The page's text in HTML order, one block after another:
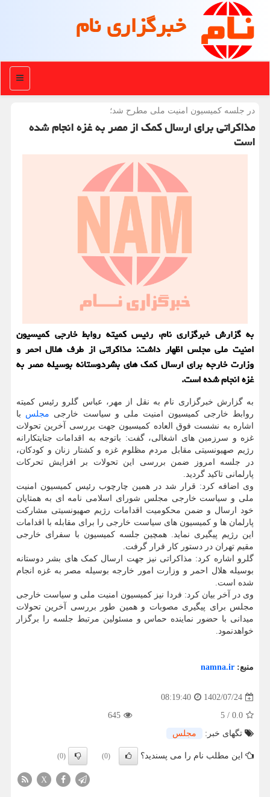
خبرگزاری نام
منو
در جلسه كمیسیون امنیت ملی مطرح شد؛
مذاکراتی برای ارسال کمک از مصر به غزه انجام شده
است
به گزارش خبرگزاری نام، رئیس کمیته روابط خارجی کمیسیون
امنیت ملی مجلس اظهار داشت: مذاکراتی از طرف هلال احمر و
وزارت خارجه برای ارسال کمک های بشردوستانه بوسیله مصر به
غزه انجام شده است.
به گزارش خبرگزاری نام به نقل از مهر، عباس گلرو رئیس کمیته
روابط خارجی کمیسیون امنیت ملی و سیاست خارجی مجلس با
اشاره به نشست فوق العاده کمیسیون جهت بررسی آخرین تحولات
غزه و سرزمین های اشغالی، گفت: باتوجه به اقدامات جنایتکارانه
رژیم صهیونسیتی مقابل مردم مظلوم غزه و کشتار زنان و کودکان،
در جلسه امروز ضمن بررسی این تحولات بر افزایش تحرکات
پارلمانی تاکید گردید.
وی اضافه کرد: قرار شد در همین چارچوب رئیس کمیسیون امنیت
ملی و سیاست خارجی مجلس شورای اسلامی نامه ای به همتایان
خود ارسال و ضمن محکومیت اقدامات رژیم صهیونسیتی مشارکت
پارلمان ها و کمیسیون های سیاست خارجی را برای مقابله با اقدامات
این رژیم پیگیری نماید. همچین جلسه کمیسیون با سفرای خارجی
مقیم تهران در دستور کار قرار گرفت.
گلرو اشاره کرد: مذاکراتی نیز جهت ارسال کمک های بشر دوستانه
بوسیله هلال احمر و وزارت امور خارجه بوسیله مصر به غزه انجام
شده است.
وی در آخر بیان کرد: فردا نیز کمیسیون امنیت ملی و سیاست خارجی
مجلس برای پیگیری مصوبات و همین طور بررسی آخرین تحولات
میدانی با حضور نماینده حماس و مسئولین مرتبط جلسه را برگزار
خواهدنمود.
منبع: namna.ir
1402/07/24
08:19:40
0.0
/
5
645
تگهای خبر:
مجلس
این مطلب نام را می پسندید؟ (0)
(0)
X